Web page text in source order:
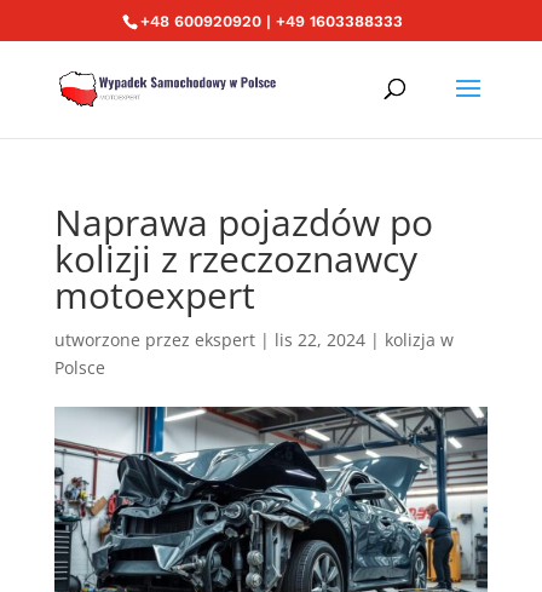
+48 600920920 | +49 1603388333
Naprawa pojazdów po
kolizji z rzeczoznawcy
motoexpert
utworzone przez ekspert| lis 22, 2024| kolizja w
Polsce